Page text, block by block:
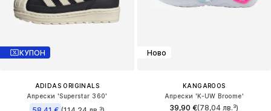
КУПОН
ADIDAS ORIGINALS
Апрески 'Superstar 360'
Ново
KANGAROOS
Апрески 'K-UW Broome'
39,90 €(78,04 лв.³)